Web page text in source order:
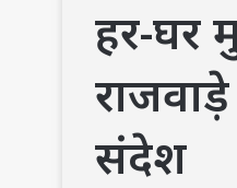
हर-घर
संदेश